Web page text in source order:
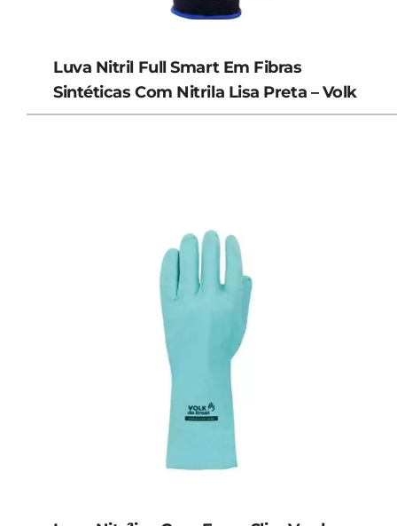
Luva Nitril Full Smart Em Fibras
Sintéticas Com Nitrila Lisa Preta – Volk